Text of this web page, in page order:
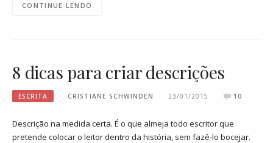
CONTINUE LENDO
8 dicas para criar descrições
ESCRITA CRISTIANE SCHWINDEN 23/01/2015 10
Descrição na medida certa. É o que almeja todo escritor que
pretende colocar o leitor dentro da história, sem fazê-lo bocejar.